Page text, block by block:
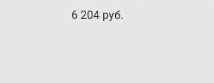
6 204 pуб.